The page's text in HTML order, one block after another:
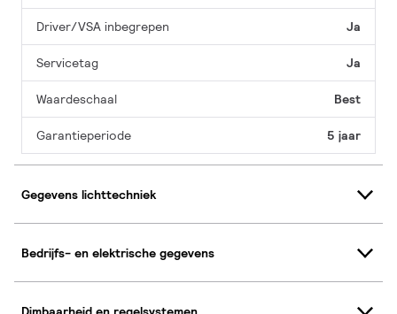
Driver/VSA inbegrepen Ja
Servicetag Ja
Waardeschaal Best
Garantieperiode 5 jaar
Gegevens lichttechniek
Bedrijfs- en elektrische gegevens